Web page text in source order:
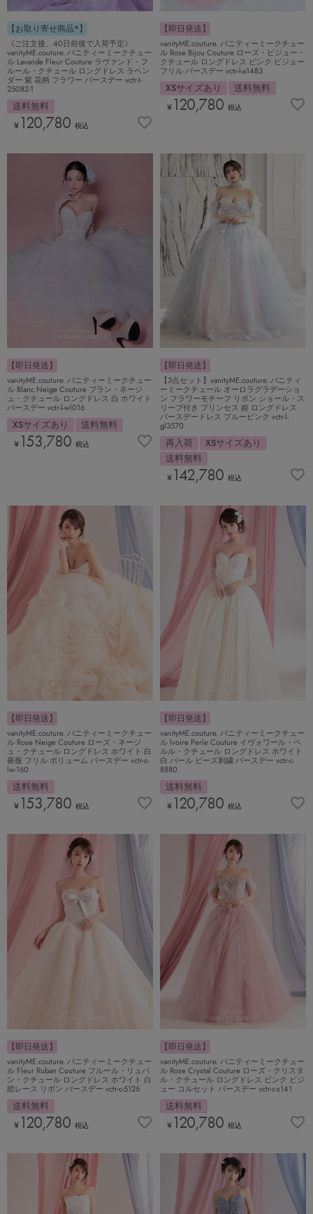
【お取り寄せ商品*】
《ご注文後、40日前後で入荷予定》
vanityME.couture. バニティーミークチュー
ル Lavande Fleur Couture ラヴァンド・フ
ルール・クチュール ロングドレス ラベン
ダー 紫 花柄 フラワー バースデー vctr-t-
25082-1
送料無料
¥ 120,780 税込
【即日発送】
vanityME.couture. バニティーミークチュー
ル Rose Bijou Couture ローズ・ビジュー・
クチュール ロングドレス ピンク ビジュー
フリル バースデー vctr-l-a1483
XSサイズあり 送料無料
¥ 120,780 税込
【即日発送】
vanityME.couture. バニティーミークチュー
ル Blanc Neige Couture ブラン・ネージ
ュ・クチュール ロングドレス 白 ホワイト
バースデー vctr-l-wl016
XSサイズあり 送料無料
¥ 153,780 税込
【即日発送】
【3点セット】vanityME.couture. バニティ
ーミークチュール オーロラグラデーショ
ン フラワーモチーフ リボン ショール・ス
リーブ付き プリンセス 姫 ロングドレス
バースデードレス ブルーピンク vctr-l-
gl3570
再入荷
XSサイズあり
送料無料
¥ 142,780 税込
【即日発送】
vanityME.couture. バニティーミークチュー
ル Rose Neige Couture ローズ・ネージ
ュ・クチュール ロングドレス ホワイト 白
薔薇 フリル ボリューム バースデー vctr-c-
lw-160
送料無料
¥ 153,780 税込
【即日発送】
vanityME.couture. バニティーミークチュー
ル Ivoire Perle Couture イヴォワール・ペ
ルル・クチュール ロングドレス ホワイト
白 パール ビーズ刺繍 バースデー vctr-c-
8880
送料無料
¥ 120,780 税込
【即日発送】
vanityME.couture. バニティーミークチュー
ル Fleur Ruban Couture フルール・リュバ
ン・クチュール ロングドレス ホワイト 白
総レース リボン バースデー vctr-c-5126
送料無料
¥ 120,780 税込
【即日発送】
vanityME.couture. バニティーミークチュー
ル Rose Crystal Couture ローズ・クリスタ
ル・クチュール ロングドレス ピンク ビジ
ュー コルセット バースデー vctr-c-s141
送料無料
¥ 120,780 税込